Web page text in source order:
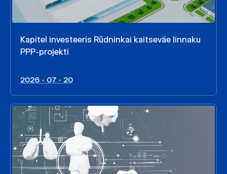
Kapitel investeeris Rūdninkai kaitseväe linnaku
PPP-projekti
2026 - 07 - 20